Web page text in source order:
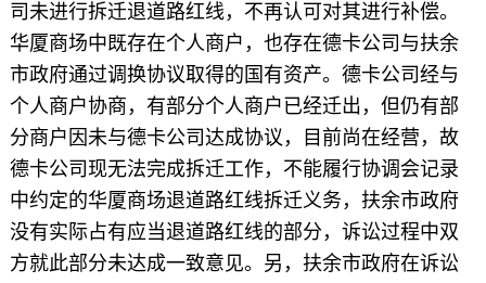
司未进行拆迁退道路红线，不再认可对其进行补偿。
华厦商场中既存在个人商户，也存在德卡公司与扶余
市政府通过调换协议取得的国有资产。德卡公司经与
个人商户协商，有部分个人商户已经迁出，但仍有部
分商户因未与德卡公司达成协议，目前尚在经营，故
德卡公司现无法完成拆迁工作，不能履行协调会记录
中约定的华厦商场退道路红线拆迁义务，扶余市政府
没有实际占有应当退道路红线的部分，诉讼过程中双
方就此部分未达成一致意见。另，扶余市政府在诉讼